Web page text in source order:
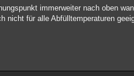
immerweiter nach oben
nicht für alle Abfülltemperaturen